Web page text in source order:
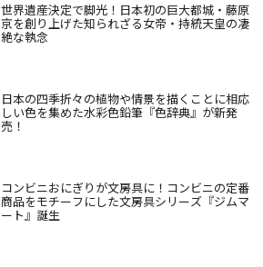
世界遺産決定で脚光！日本初の巨大都城・藤原
京を創り上げた知られざる女帝・持統天皇の凄
絶な執念
日本の四季折々の植物や情景を描くことに相応
しい色を集めた水彩色鉛筆『色辞典』が新発
売！
コンビニおにぎりが文房具に！コンビニの定番
商品をモチーフにした文房具シリーズ『ジムマ
ート』誕生